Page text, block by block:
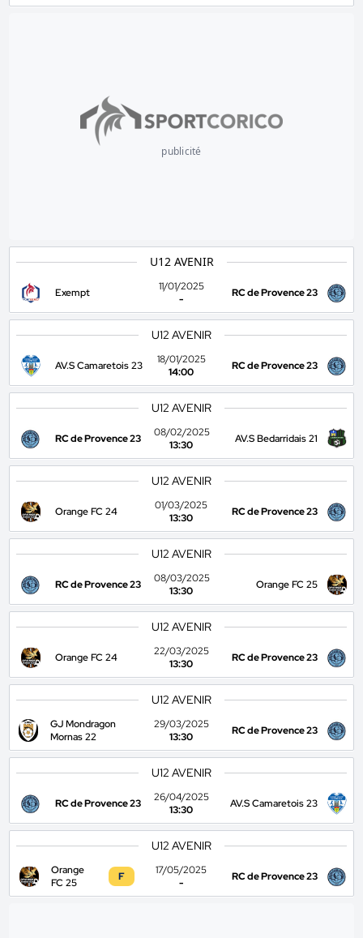
publicité
U12 AVENIR
Exempt
11/01/2025
-
RC de Provence 23
U12 AVENIR
AV.S Camaretois 23
18/01/2025
14:00
RC de Provence 23
U12 AVENIR
RC de Provence 23
08/02/2025
13:30
AV.S Bedarridais 21
U12 AVENIR
Orange FC 24
01/03/2025
13:30
RC de Provence 23
U12 AVENIR
RC de Provence 23
08/03/2025
13:30
Orange FC 25
U12 AVENIR
Orange FC 24
22/03/2025
13:30
RC de Provence 23
U12 AVENIR
GJ Mondragon
Mornas 22
29/03/2025
13:30
RC de Provence 23
U12 AVENIR
RC de Provence 23
26/04/2025
13:30
AV.S Camaretois 23
U12 AVENIR
Orange
FC 25
F
17/05/2025
-
RC de Provence 23